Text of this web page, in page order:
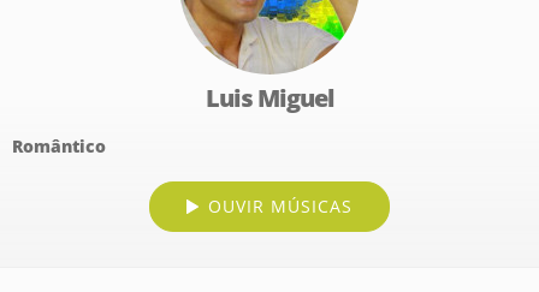
Luis Miguel
Romântico
OUVIR MÚSICAS